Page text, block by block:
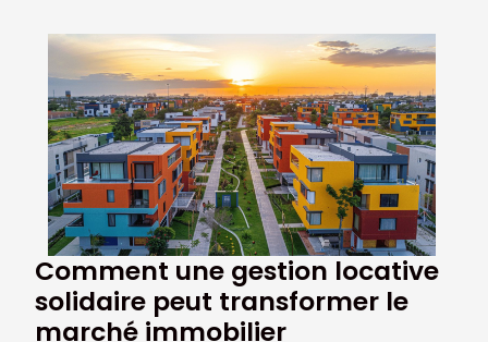
Comment une gestion locative
solidaire peut transformer le
marché immobilier